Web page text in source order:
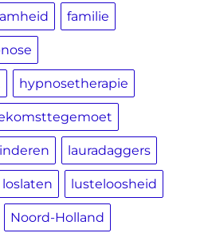
familie
hypnosetherapie
lauradaggers
loslaten lusteloosheid
Noord-Holland